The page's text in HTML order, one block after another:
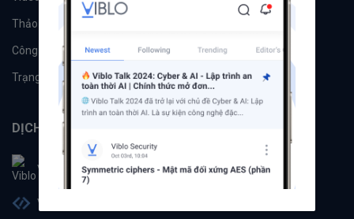
Thảo luận
Công cụ Machine Learning
Trạng thái hệ thống
DỊCH VỤ
Viblo
Viblo Code